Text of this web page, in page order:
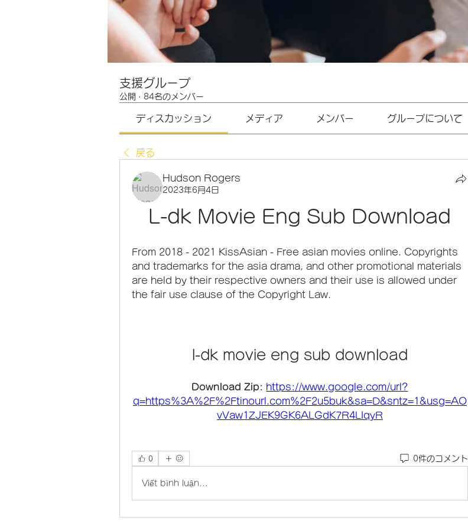
支援グループ
公開 · 84名のメンバー
ディスカッション メディア メンバー グループについて
戻る
Hudson Rogers
2023年6月4日
L-dk Movie Eng Sub Download
From 2018 - 2021 KissAsian - Free asian movies online. Copyrights
and trademarks for the asia drama, and other promotional materials
are held by their respective owners and their use is allowed under
the fair use clause of the Copyright Law.
l-dk movie eng sub download
Download Zip: https://www.google.com/url?
q=https%3A%2F%2Ftinourl.com%2F2u5buk&sa=D&sntz=1&usg=AO
vVaw1ZJEK9GK6ALGdK7R4LIqyR
0 0件のコメント
Viết bình luận...